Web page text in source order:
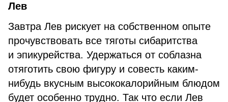
Лев
Завтра Лев рискует на собственном опыте
прочувствовать все тяготы сибаритства
и эпикурейства. Удержаться от соблазна
отяготить свою фигуру и совесть каким-
нибудь вкусным высококалорийным блюдом
будет особенно трудно. Так что если Лев